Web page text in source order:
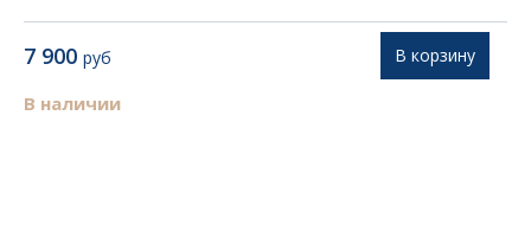
7 900 руб
В наличии
В корзину